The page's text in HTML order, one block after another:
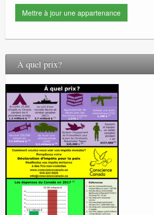
Mettre à jour une appartenance
À quel prix?